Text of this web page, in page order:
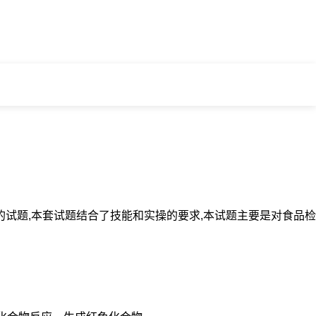
题,本套试题结合了技能和实操的要求,本试题主要是对食品检